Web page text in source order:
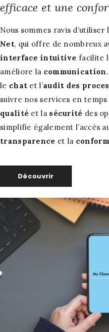
efficace et une
Nous sommes ravis d’utiliser
Net, qui offre de nombreux
interface intuitive facilite
améliore la communication
le chat et l’audit des
suivre nos services en
qualité et la sécurité des
simplifie également l’accès
transparence et la
Découvrir